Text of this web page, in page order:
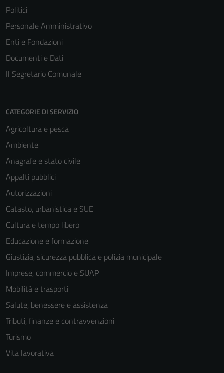
Politici
Personale Amministrativo
Enti e Fondazioni
Documenti e Dati
Il Segretario Comunale
CATEGORIE DI SERVIZIO
Agricoltura e pesca
Ambiente
Anagrafe e stato civile
Appalti pubblici
Autorizzazioni
Catasto, urbanistica e SUE
Cultura e tempo libero
Educazione e formazione
Giustizia, sicurezza pubblica e polizia municipale
Imprese, commercio e SUAP
Mobilità e trasporti
Salute, benessere e assistenza
Tributi, finanze e contravvenzioni
Turismo
Vita lavorativa